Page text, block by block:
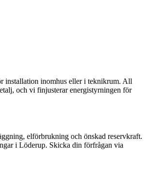
installation inomhus eller i teknikrum. All
och vi finjusterar energistyrningen för
elförbrukning och önskad reservkraft.
i Löderup. Skicka din förfrågan via